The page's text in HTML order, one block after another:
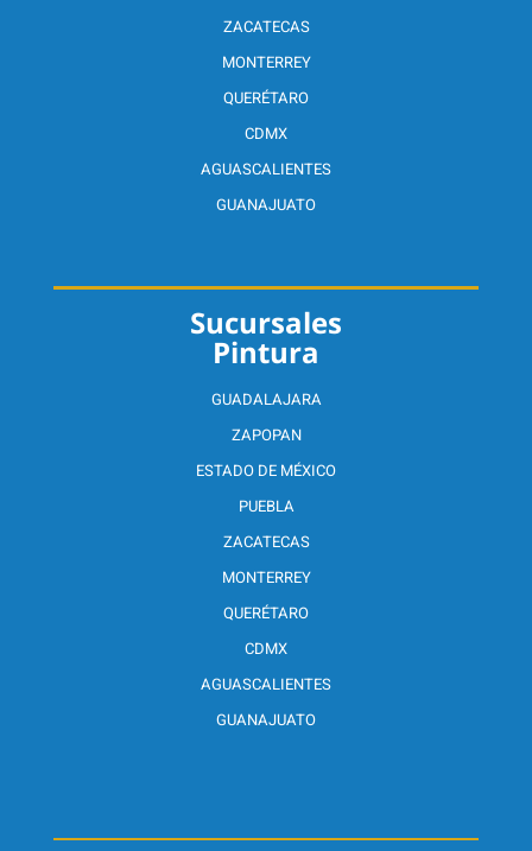
Sucursales
Pintura
GUADALAJARA
ZAPOPAN
ESTADO DE MÉXICO
PUEBLA
ZACATECAS
MONTERREY
QUERÉTARO
CDMX
AGUASCALIENTES
GUANAJUATO
ZACATECAS
MONTERREY
QUERÉTARO
CDMX
AGUASCALIENTES
GUANAJUATO